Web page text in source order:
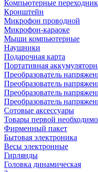
Компьютерные
Кронштейн
Микрофон проводной
Микрофон-караоке
Мыши компьютерные
Наушники
Подарочная карта
Портативная
Преобразователь
Преобразователь
Преобразователь
Преобразователь
Сотовые аксессуары
Товары первой
Фирменный пакет
Бытовая электроника
Весы электронные
Гирлянды
Головка динамическая